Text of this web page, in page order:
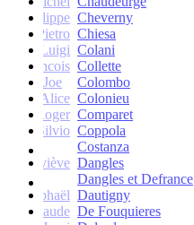
Philippe Cheverny
Pietro Chiesa
Luigi Colani
francois Collette
Joe
Colombo
Alice Colonieu
Roger Comparet
Silvio Coppola
Costanza
Geneviève Dangles
Dangles et Defrance
Raphaël Dautigny
Claude De Fouquieres